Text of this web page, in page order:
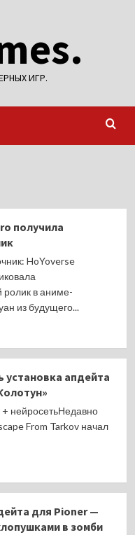
ИГР.
получила
HoYoverse
в аниме-
из будущего...
установка апдейта
нейросетьНедавно
From Tarkov начал
для Pioner —
в зомби